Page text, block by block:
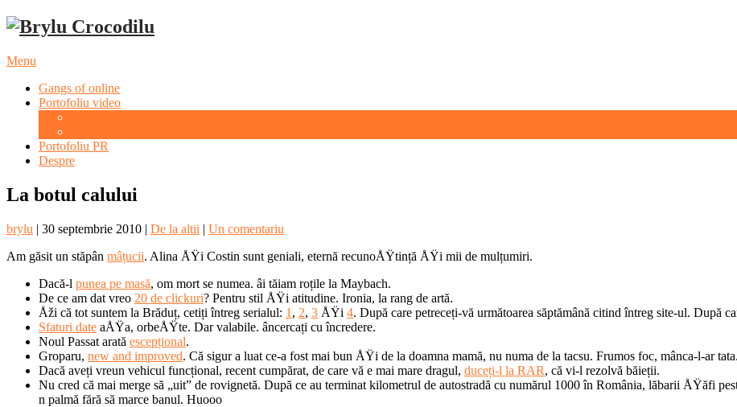
Menu
Gangs of online
Portofoliu video
Portofoliu PR
Despre
La botul calului
brylu | 30 septembrie 2010 | De la altii | Un comentariu
Am găsit un stăpân mâțucii. Alina ÅŸi Costin sunt geniali, eternă recunoÅŸtință ÅŸi mii de mulțumiri.
Dacă-l punea pe masă, om mort se numea. âi tăiam roțile la Maybach.
De ce am dat vreo 20 de clickuri? Pentru stil ÅŸi atitudine. Ironia, la rang de artă.
Åži că tot suntem la Brăduț, cetiți întreg serialul: 1 , 2, 3 ÅŸi 4. După care petreceți-vă următoarea săptămână citind întreg site-ul. După
Sfaturi date aÅŸa, orbeÅŸte. Dar valabile. âncercați cu încredere.
Noul Passat arată escepțional.
Groparu, new and improved. Că sigur a luat ce-a fost mai bun ÅŸi de la doamna mamă, nu numa de la tacsu. Frumos foc, mânca-l-ar tata.
Dacă aveți vreun vehicul funcțional, recent cumpărat, de care vă e mai mare dragul, duceți-l la RAR, că vi-l rezolvă băieții.
Nu cred că mai merge să „uit” de rovignetă. După ce au terminat kilometrul de autostradă cu numărul 1000 în România, lăbarii ÅŸăfi
n palmă fără să marce banul. Huooo